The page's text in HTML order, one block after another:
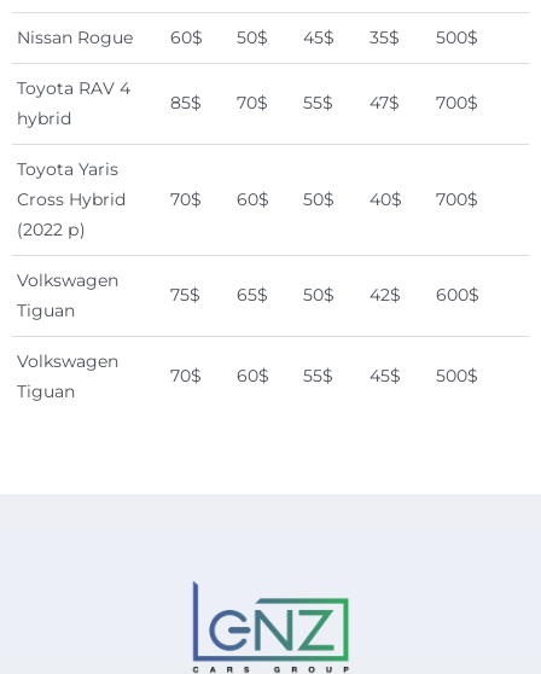
Nissan Rogue 60$ 50$ 45$ 35$ 500$
Toyota RAV 4
hybrid
85$ 70$ 55$ 47$ 700$
Toyota Yaris
Cross Hybrid
(2022 р)
70$ 60$ 50$ 40$ 700$
Volkswagen
Tiguan
75$ 65$ 50$ 42$ 600$
Volkswagen
Tiguan
70$ 60$ 55$ 45$ 500$